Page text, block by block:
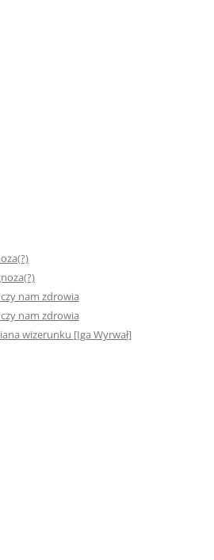
nam zdrowia
nam zdrowia
wizerunku [Iga Wyrwał]